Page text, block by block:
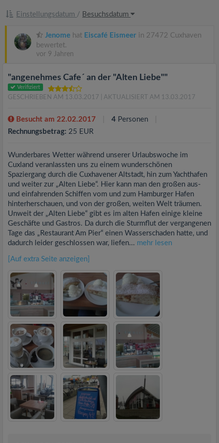
Einstellungsdatum / Besuchsdatum
Jenome hat Eiscafé Eismeer in 27472 Cuxhaven
bewertet.
vor 9 Jahren
"angenehmes Cafe´ an der "Alten Liebe""
Verifiziert
GESCHRIEBEN AM 13.03.2017 | AKTUALISIERT AM 13.03.2017
Besucht am 22.02.2017 4 Personen
Rechnungsbetrag: 25 EUR
Wunderbares Wetter während unserer Urlaubswoche im
Cuxland veranlassten uns zu einem wunderschönen
Spaziergang durch die Cuxhavener Altstadt, hin zum Yachthafen
und weiter zur „Alten Liebe“. Hier kann man den großen aus-
und einfahrenden Schiffen vom und zum Hamburger Hafen
hinterherschauen, und von der großen, weiten Welt träumen.
Unweit der „Alten Liebe“ gibt es im alten Hafen einige kleine
Geschäfte und Gastros. Da durch die Sturmflut der vergangenen
Tage das „Restaurant Am Pier“ einen Wasserschaden hatte, und
dadurch leider geschlossen war, liefen... mehr lesen
[Auf extra Seite anzeigen]